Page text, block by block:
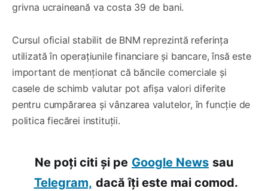
grivna ucraineană va costa 39 de bani.
Cursul oficial stabilit de BNM reprezintă referința
utilizată în operațiunile financiare și bancare, însă este
important de menționat că băncile comerciale și
casele de schimb valutar pot afișa valori diferite
pentru cumpărarea și vânzarea valutelor, în funcție de
politica fiecărei instituții.
Ne poți citi și pe Google News sau
Telegram, dacă îți este mai comod.